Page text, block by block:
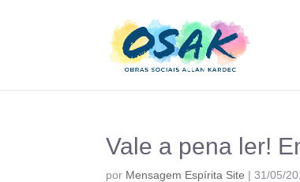
Vale a pena ler!
por Mensagem Espírita Site |31/05/